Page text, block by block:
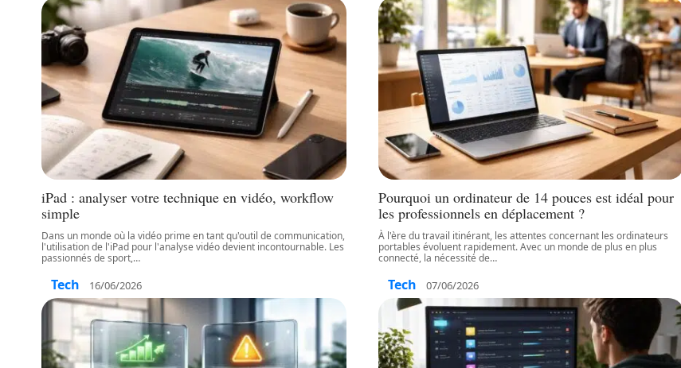
iPad : analyser votre technique en vidéo, workflow
simple
Dans un monde où la vidéo prime en tant qu'outil de communication,
l'utilisation de l'iPad pour l'analyse vidéo devient incontournable. Les
passionnés de sport,…
Tech 16/06/2026
Pourquoi un ordinateur de 14 pouces est idéal pour
les professionnels en déplacement ?
À l'ère du travail itinérant, les attentes concernant les ordinateurs
portables évoluent rapidement. Avec un monde de plus en plus
connecté, la nécessité de…
Tech 07/06/2026